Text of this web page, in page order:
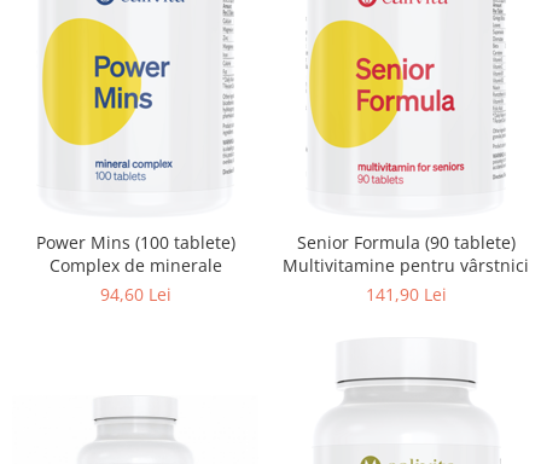
Power Mins (100 tablete)
Complex de minerale
94,60 Lei
Senior Formula (90 tablete)
Multivitamine pentru vârstnici
141,90 Lei